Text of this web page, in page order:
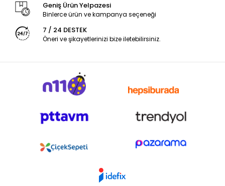
Geniş Ürün Yelpazesi
Binlerce ürün ve kampanya seçeneği
7 / 24 DESTEK
Öneri ve şikayetlerinizi bize iletebilirsiniz.